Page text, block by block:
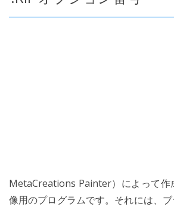
MetaCreations Painter）によって作
像用のプログラムです。それには、